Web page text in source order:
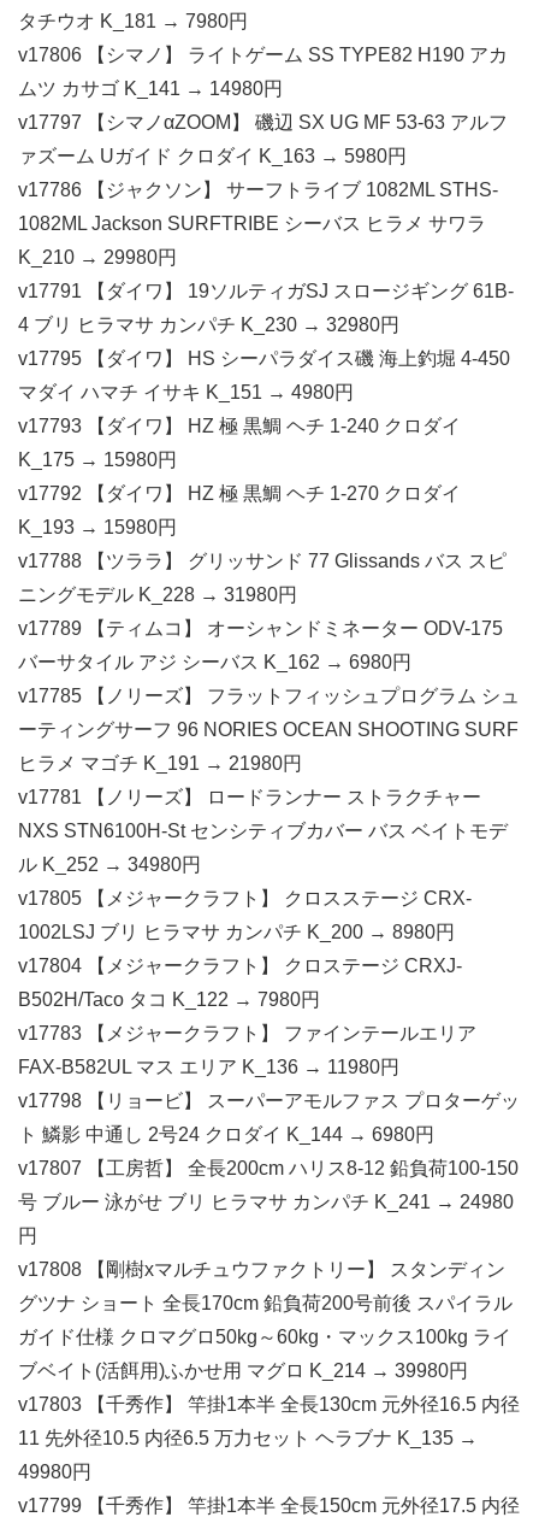
タチウオ K_181 → 7980円
v17806 【シマノ】 ライトゲーム SS TYPE82 H190 アカ
ムツ カサゴ K_141 → 14980円
v17797 【シマノαZOOM】 磯辺 SX UG MF 53-63 アルフ
ァズーム Uガイド クロダイ K_163 → 5980円
v17786 【ジャクソン】 サーフトライブ 1082ML STHS-
1082ML Jackson SURFTRIBE シーバス ヒラメ サワラ
K_210 → 29980円
v17791 【ダイワ】 19ソルティガSJ スロージギング 61B-
4 ブリ ヒラマサ カンパチ K_230 → 32980円
v17795 【ダイワ】 HS シーパラダイス磯 海上釣堀 4-450
マダイ ハマチ イサキ K_151 → 4980円
v17793 【ダイワ】 HZ 極 黒鯛 ヘチ 1-240 クロダイ
K_175 → 15980円
v17792 【ダイワ】 HZ 極 黒鯛 ヘチ 1-270 クロダイ
K_193 → 15980円
v17788 【ツララ】 グリッサンド 77 Glissands バス スピ
ニングモデル K_228 → 31980円
v17789 【ティムコ】 オーシャンドミネーター ODV-175
バーサタイル アジ シーバス K_162 → 6980円
v17785 【ノリーズ】 フラットフィッシュプログラム シュ
ーティングサーフ 96 NORIES OCEAN SHOOTING SURF
ヒラメ マゴチ K_191 → 21980円
v17781 【ノリーズ】 ロードランナー ストラクチャー
NXS STN6100H-St センシティブカバー バス ベイトモデ
ル K_252 → 34980円
v17805 【メジャークラフト】 クロスステージ CRX-
1002LSJ ブリ ヒラマサ カンパチ K_200 → 8980円
v17804 【メジャークラフト】 クロステージ CRXJ-
B502H/Taco タコ K_122 → 7980円
v17783 【メジャークラフト】 ファインテールエリア
FAX-B582UL マス エリア K_136 → 11980円
v17798 【リョービ】 スーパーアモルファス プロターゲッ
ト 鱗影 中通し 2号24 クロダイ K_144 → 6980円
v17807 【工房哲】 全長200cm ハリス8-12 鉛負荷100-150
号 ブルー 泳がせ ブリ ヒラマサ カンパチ K_241 → 24980
円
v17808 【剛樹xマルチュウファクトリー】 スタンディン
グツナ ショート 全長170cm 鉛負荷200号前後 スパイラル
ガイド仕様 クロマグロ50kg～60kg・マックス100kg ライ
ブベイト(活餌用)ふかせ用 マグロ K_214 → 39980円
v17803 【千秀作】 竿掛1本半 全長130cm 元外径16.5 内径
11 先外径10.5 内径6.5 万力セット ヘラブナ K_135 →
49980円
v17799 【千秀作】 竿掛1本半 全長150cm 元外径17.5 内径